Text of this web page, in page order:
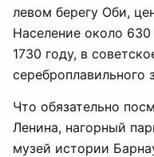
левом берегу Оби,
Население около
1730 году, в
сереброплавильного
Что обязательно
Ленина, нагорный
музей истории